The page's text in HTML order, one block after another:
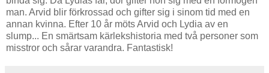
man. Arvid blir förkrossad och gifter sig i sinom tid med en
annan kvinna. Efter 10 år möts Arvid och Lydia av en
slump... En smärtsam kärlekshistoria med två personer som
misstror och sårar varandra. Fantastisk!